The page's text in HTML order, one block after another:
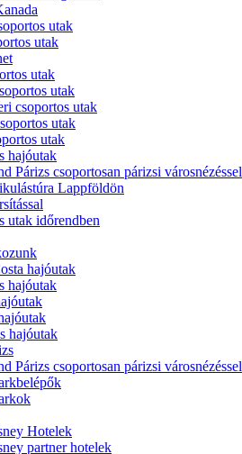
utak
utak
utak
utak
csoportos utak
utak
utak
hajóutak
Párizs csoportosan párizsi városnézéssel
Lappföldön
utak időrendben
hajóutak
hajóutak
hajóutak
Párizs csoportosan párizsi városnézéssel
Hotelek
partner hotelek